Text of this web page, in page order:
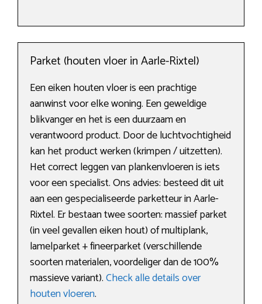
Parket (houten vloer in Aarle-Rixtel)
Een eiken houten vloer is een prachtige
aanwinst voor elke woning. Een geweldige
blikvanger en het is een duurzaam en
verantwoord product. Door de luchtvochtigheid
kan het product werken (krimpen / uitzetten).
Het correct leggen van plankenvloeren is iets
voor een specialist. Ons advies: besteed dit uit
aan een gespecialiseerde parketteur in Aarle-
Rixtel. Er bestaan twee soorten: massief parket
(in veel gevallen eiken hout) of multiplank,
lamelparket + fineerparket (verschillende
soorten materialen, voordeliger dan de 100%
massieve variant).Check alle details over
houten vloeren.